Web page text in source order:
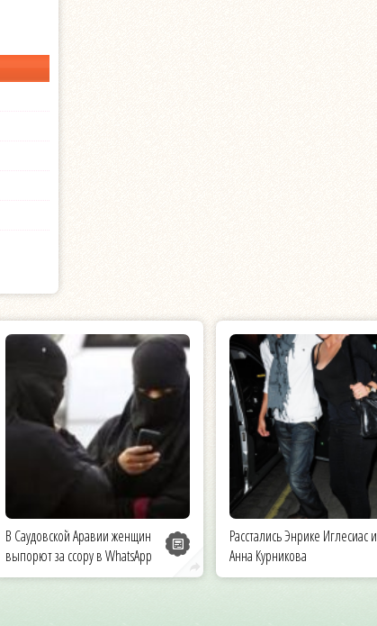
В Саудовской Аравии женщин
выпорют за ссору в WhatsApp
Расстались Энрике Иглесиас и
Анна Курникова